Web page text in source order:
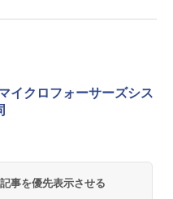
イクロフォーサーズシス
事を優先表示させる